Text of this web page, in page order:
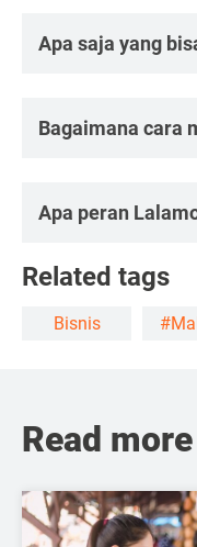
Apa saja yang
Bagaimana cara
Apa peran
Related tags
Bisnis
Read more